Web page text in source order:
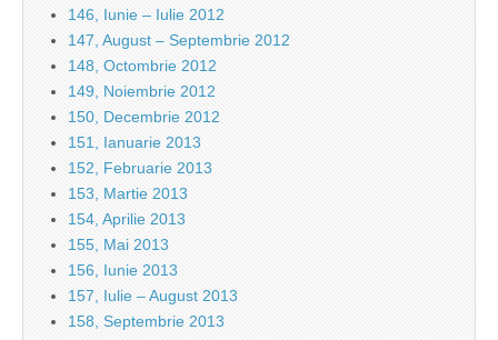
146, Iunie – Iulie 2012
147, August – Septembrie 2012
148, Octombrie 2012
149, Noiembrie 2012
150, Decembrie 2012
151, Ianuarie 2013
152, Februarie 2013
153, Martie 2013
154, Aprilie 2013
155, Mai 2013
156, Iunie 2013
157, Iulie – August 2013
158, Septembrie 2013